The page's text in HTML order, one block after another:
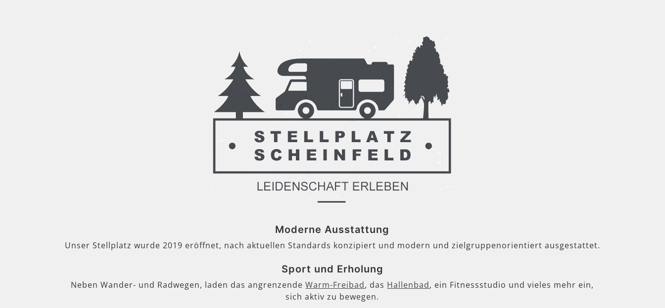
Moderne Ausstattung
Unser Stellplatz wurde 2019 eröffnet, nach aktuellen Standards konzipiert und modern und zielgruppenorientiert ausgestattet.
Sport und Erholung
Neben Wander- und Radwegen, laden das angrenzendeWarm-Freibad, das Hallenbad, ein Fitnessstudio und vieles mehr ein,
sich aktiv zu bewegen.